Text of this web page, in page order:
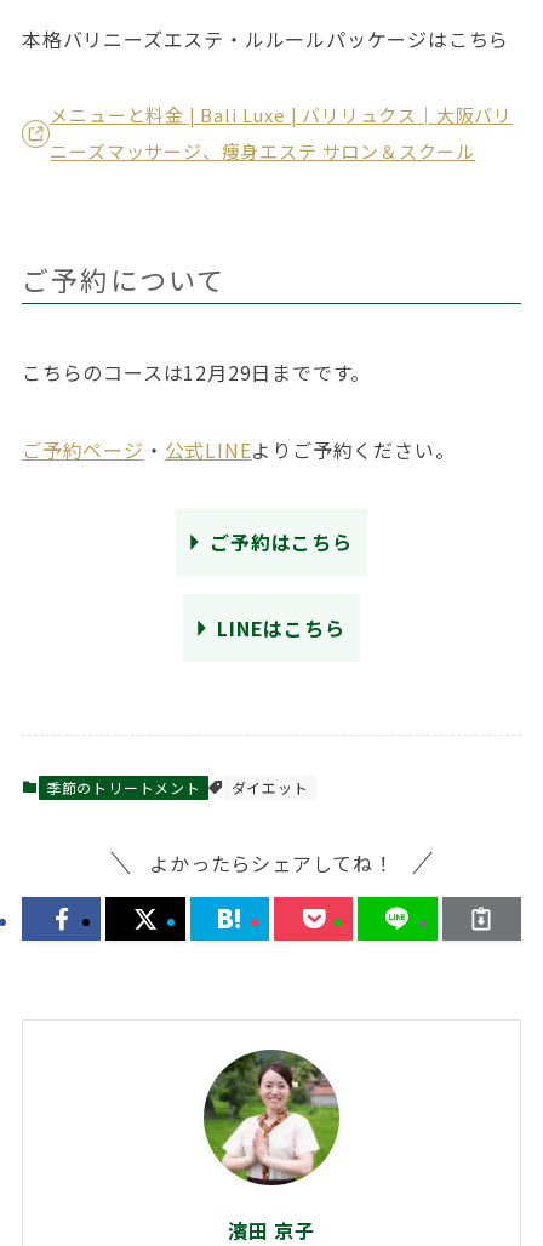
本格バリニーズエステ・ルルールパッケージはこちら
メニューと料金 | Bali Luxe | バリリュクス│大阪バリ
ニーズマッサージ、痩身エステ サロン＆スクール
ご予約について
こちらのコースは12月29日までです。
ご予約ページ ・ 公式LINEよりご予約ください。
ご予約はこちら
LINEはこちら
季節のトリートメント ダイエット
よかったらシェアしてね！
濱田 京子